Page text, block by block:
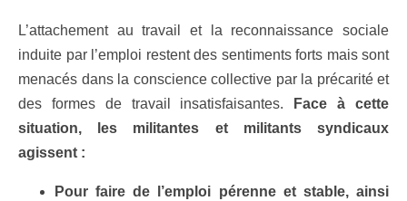
L’attachement au travail et la reconnaissance sociale
induite par l’emploi restent des sentiments forts mais sont
menacés dans la conscience collective par la précarité et
des formes de travail insatisfaisantes.
Face à cette
situation, les militantes et militants syndicaux
agissent :
Pour faire de l’emploi pérenne et stable, ainsi